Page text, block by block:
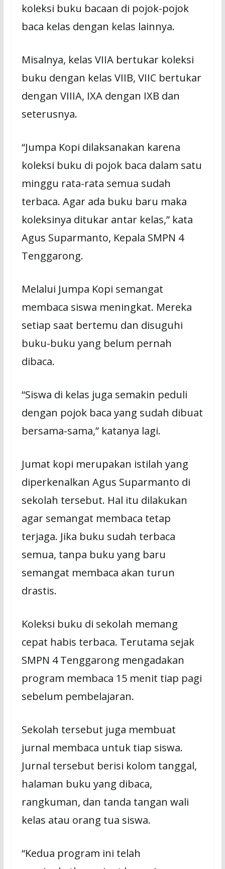
koleksi buku bacaan di pojok-pojok
baca kelas dengan kelas lainnya.
Misalnya, kelas VIIA bertukar koleksi
buku dengan kelas VIIB, VIIC bertukar
dengan VIIIA, IXA dengan IXB dan
seterusnya.
“Jumpa Kopi dilaksanakan karena
koleksi buku di pojok baca dalam satu
minggu rata-rata semua sudah
terbaca. Agar ada buku baru maka
koleksinya ditukar antar kelas,” kata
Agus Suparmanto, Kepala SMPN 4
Tenggarong.
Melalui Jumpa Kopi semangat
membaca siswa meningkat. Mereka
setiap saat bertemu dan disuguhi
buku-buku yang belum pernah
dibaca.
“Siswa di kelas juga semakin peduli
dengan pojok baca yang sudah dibuat
bersama-sama,” katanya lagi.
Jumat kopi merupakan istilah yang
diperkenalkan Agus Suparmanto di
sekolah tersebut. Hal itu dilakukan
agar semangat membaca tetap
terjaga. Jika buku sudah terbaca
semua, tanpa buku yang baru
semangat membaca akan turun
drastis.
Koleksi buku di sekolah memang
cepat habis terbaca. Terutama sejak
SMPN 4 Tenggarong mengadakan
program membaca 15 menit tiap pagi
sebelum pembelajaran.
Sekolah tersebut juga membuat
jurnal membaca untuk tiap siswa.
Jurnal tersebut berisi kolom tanggal,
halaman buku yang dibaca,
rangkuman, dan tanda tangan wali
kelas atau orang tua siswa.
“Kedua program ini telah